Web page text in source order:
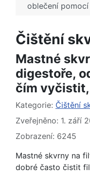
oblečení
Čištění
Mastné
digestoře,
čím
Základní údaje
Kategorie: Čištění
Zveřejněno: 1. září
Zobrazení: 6245
Mastné skvrny na
dobré často čistit